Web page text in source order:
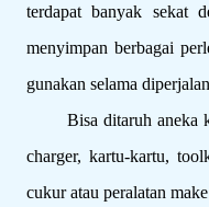
terdapat banyak sekat
menyimpan berbagai
gunakan selama
Bisa ditaruh aneka
charger, kartu-kartu,
cukur atau peralatan